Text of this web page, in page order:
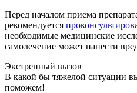
Перед началом приема
рекомендуется
необходимые медицинские
самолечение может нанести
Экстренный вызов
В какой бы тяжелой ситуации
поможем!